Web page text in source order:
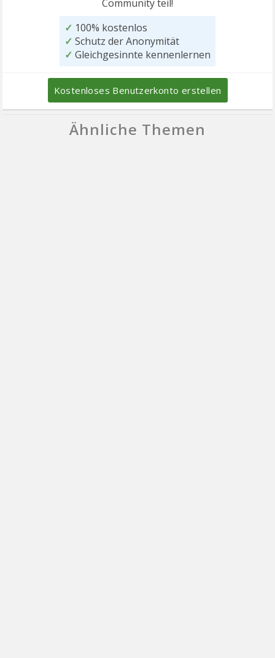
Community teil!
✓ 100% kostenlos
✓ Schutz der Anonymität
✓ Gleichgesinnte kennenlernen
Kostenloses Benutzerkonto erstellen
Ähnliche Themen